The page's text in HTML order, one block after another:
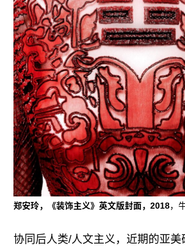
郑安玲，《装饰主义》英文版封面，2018，
协同后人类/人文主义，近期的亚美